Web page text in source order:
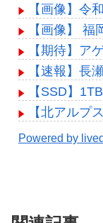
【画像】令
【画像】
【期待】ア
【速報】長
【SSD】
【北アルプ
Powered by